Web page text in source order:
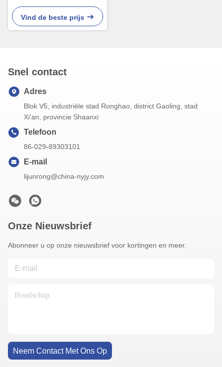
Watertank goed
Vind de beste prijs
Snel contact
Adres
Blok V5, industriële stad Ronghao, district Gaoling, stad
Xi'an, provincie Shaanxi
Telefoon
86-029-89303101
E-mail
lijunrong@china-nyjy.com
Onze Nieuwsbrief
Abonneer u op onze nieuwsbrief voor kortingen en meer.
Neem Contact Met Ons Op